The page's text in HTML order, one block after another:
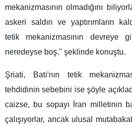
mekanizmasının olmadığını
askeri saldırı ve yaptırımların
tetik mekanizmasının devreye
neredeyse boş." şeklinde konuştu.
Şriati, Batı'nın tetik
tehdidinin sebebini ise şöyle
caizse, bu sopayı İran milletinin
çalışıyorlar, ancak ulusal